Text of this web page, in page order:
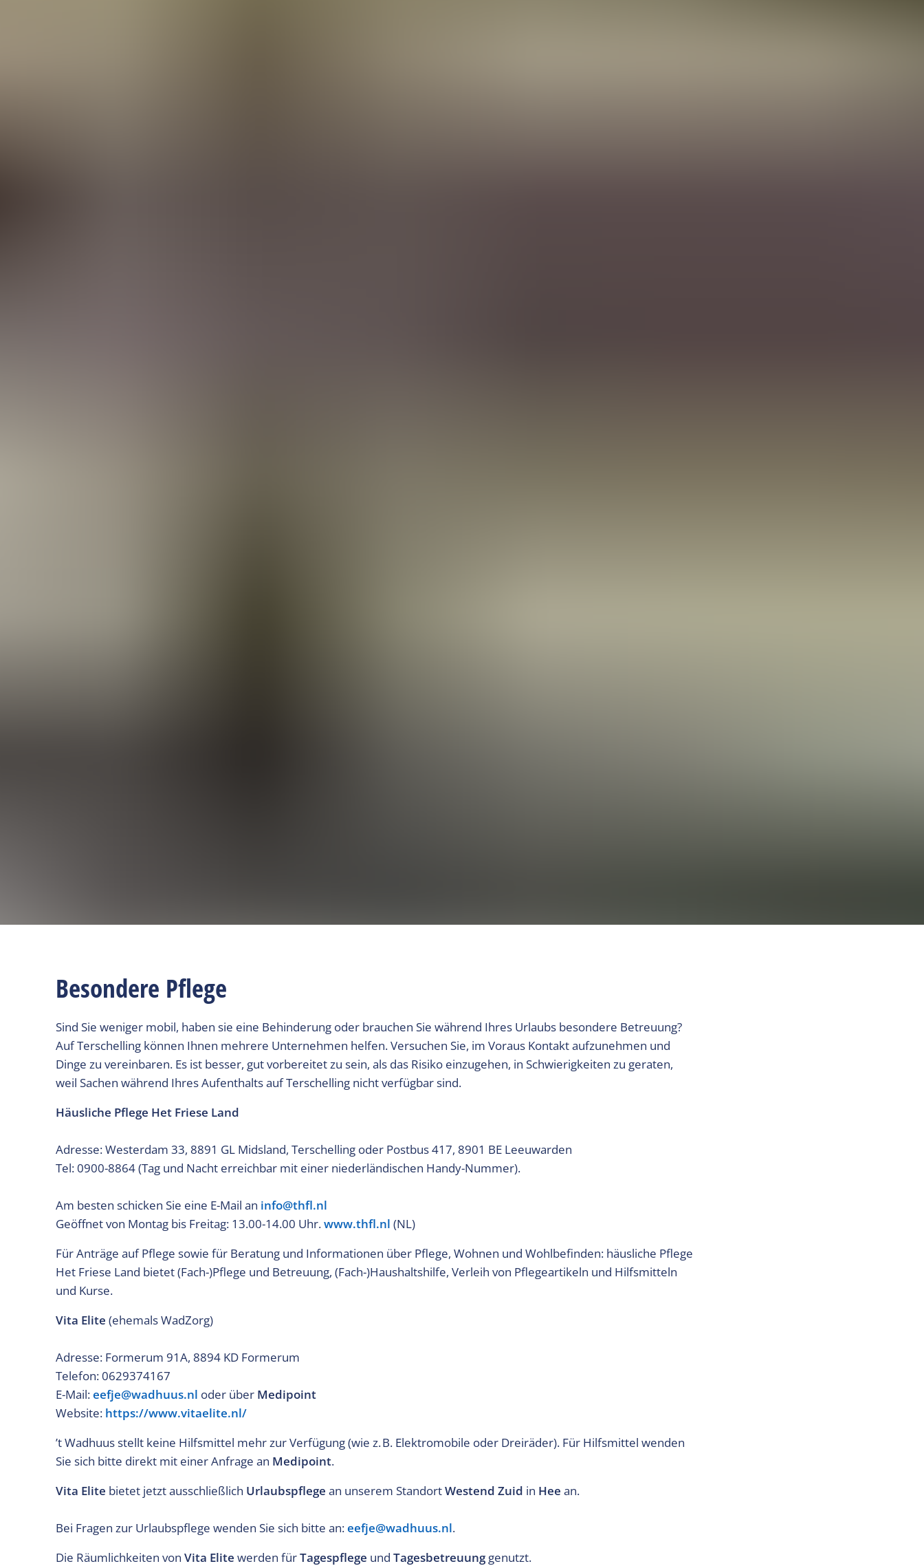
Besondere Pflege
Sind Sie weniger mobil, haben sie eine Behinderung oder brauchen Sie während Ihres Urlaubs besondere Betreuung?
Auf Terschelling können Ihnen mehrere Unternehmen helfen. Versuchen Sie, im Voraus Kontakt aufzunehmen und
Dinge zu vereinbaren. Es ist besser, gut vorbereitet zu sein, als das Risiko einzugehen, in Schwierigkeiten zu geraten,
weil Sachen während Ihres Aufenthalts auf Terschelling nicht verfügbar sind.
Häusliche Pflege Het Friese Land
Adresse: Westerdam 33, 8891 GL Midsland, Terschelling oder Postbus 417, 8901 BE Leeuwarden
Tel: 0900-8864 (Tag und Nacht erreichbar mit einer niederländischen Handy-Nummer).
Am besten schicken Sie eine E-Mail an info@thfl.nl
Geöffnet von Montag bis Freitag: 13.00-14.00 Uhr.www.thfl.nl (NL)
Für Anträge auf Pflege sowie für Beratung und Informationen über Pflege, Wohnen und Wohlbefinden: häusliche Pflege
Het Friese Land bietet (Fach-)Pflege und Betreuung, (Fach-)Haushaltshilfe, Verleih von Pflegeartikeln und Hilfsmitteln
und Kurse.
Vita Elite (ehemals WadZorg)
Adresse: Formerum 91A, 8894 KD Formerum
Telefon: 0629374167
E-Mail:eefje@wadhuus.nl oder über Medipoint
Website: https://www.vitaelite.nl/
’t Wadhuus stellt keine Hilfsmittel mehr zur Verfügung (wie z. B. Elektromobile oder Dreiräder). Für Hilfsmittel wenden
Sie sich bitte direkt mit einer Anfrage an Medipoint.
Vita Elite bietet jetzt ausschließlich Urlaubspflege an unserem StandortWestend Zuid in Hee an.
Bei Fragen zur Urlaubspflege wenden Sie sich bitte an:eefje@wadhuus.nl.
Die Räumlichkeiten vonVita Elite werden fürTagespflege undTagesbetreuunggenutzt.